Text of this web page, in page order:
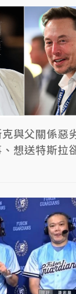
克與父關係
想送特斯拉